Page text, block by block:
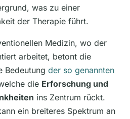
was zu einer
der Therapie führt.
Medizin, wo der
arbeitet, betont die
Bedeutung der so genannten
die Erforschung und
ins Zentrum rückt.
ein breiteres Spektrum an